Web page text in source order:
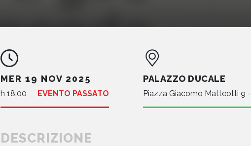
MER 19 NOV 2025
h 18:00 EVENTO PASSATO
PALAZZO DUCALE
Piazza Giacomo Matteotti 9
DESCRIZIONE